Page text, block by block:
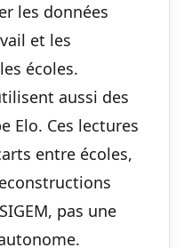
les données
et les
écoles.
aussi des
Elo. Ces lectures
entre écoles,
pas une